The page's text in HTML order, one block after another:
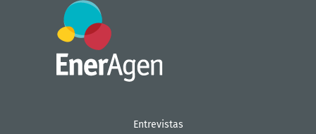
Entrevistas